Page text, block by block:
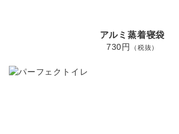
アルミ蒸着寝袋
730円
（税抜）